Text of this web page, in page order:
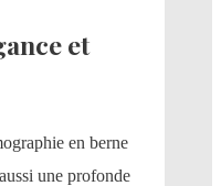
et
en berne
une profonde